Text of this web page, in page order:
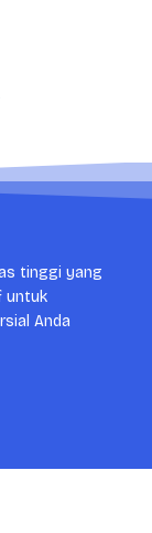
tinggi yang
untuk
Anda